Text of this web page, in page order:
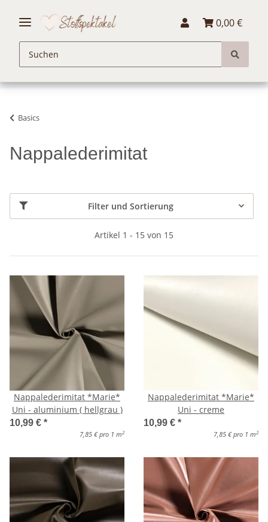
0,00 €
Basics
Nappalederimitat
Filter und Sortierung
Artikel 1 - 15 von 15
Nappalederimitat *Marie*
Uni - aluminium ( hellgrau )
10,99 € *
7,85 € pro 1 m 2
Nappalederimitat *Marie*
Uni - creme
10,99 € *
7,85 € pro 1 m 2